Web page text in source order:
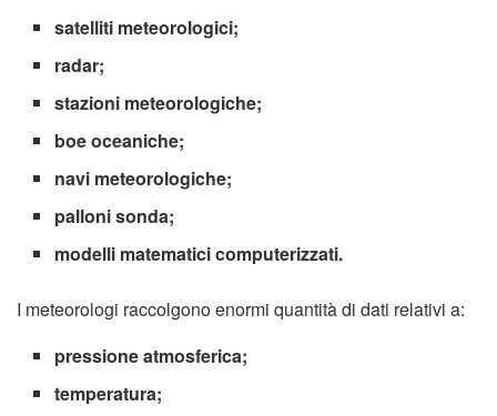
satelliti meteorologici;
radar;
stazioni meteorologiche;
boe oceaniche;
navi meteorologiche;
palloni sonda;
modelli matematici computerizzati.
I meteorologi raccolgono enormi quantità di dati relativi a:
pressione atmosferica;
temperatura;